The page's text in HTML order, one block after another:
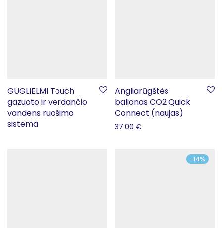
GUGLIELMI Touch
gazuoto ir verdančio
vandens ruošimo
sistema
Angliarūgštės
balionas CO2 Quick
Connect (naujas)
37.00 €
-14%